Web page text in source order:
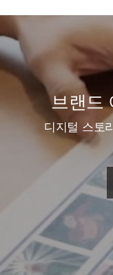
브랜드
디지털 스토